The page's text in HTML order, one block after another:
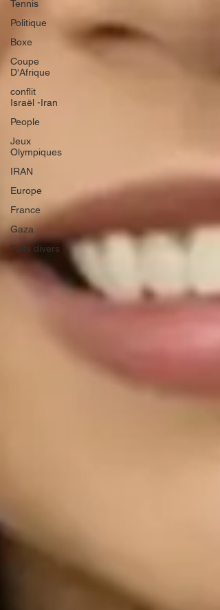
Tennis
Politique
Boxe
Coupe
D'Afrique
conflit
Israël -Iran
People
Jeux
Olympiques
IRAN
Europe
France
Gaza
Faits divers